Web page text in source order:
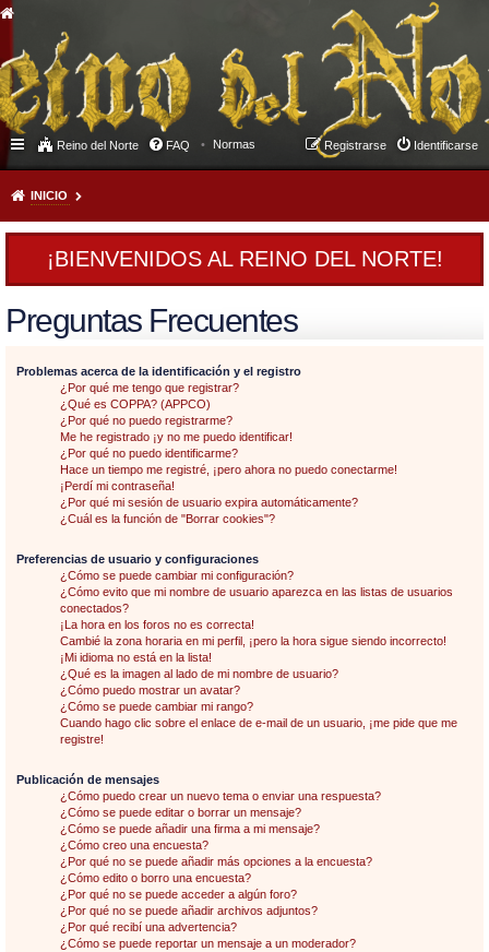
Reino del Norte FAQ Normas Identificarse
Registrarse
INICIO
¡BIENVENIDOS AL REINO DEL NORTE!
Preguntas Frecuentes
Problemas acerca de la identificación y el registro
¿Por qué me tengo que registrar?
¿Qué es COPPA? (APPCO)
¿Por qué no puedo registrarme?
Me he registrado ¡y no me puedo identificar!
¿Por qué no puedo identificarme?
Hace un tiempo me registré, ¡pero ahora no puedo conectarme!
¡Perdí mi contraseña!
¿Por qué mi sesión de usuario expira automáticamente?
¿Cuál es la función de "Borrar cookies"?
Preferencias de usuario y configuraciones
¿Cómo se puede cambiar mi configuración?
¿Cómo evito que mi nombre de usuario aparezca en las listas de usuarios
conectados?
¡La hora en los foros no es correcta!
Cambié la zona horaria en mi perfil, ¡pero la hora sigue siendo incorrecto!
¡Mi idioma no está en la lista!
¿Qué es la imagen al lado de mi nombre de usuario?
¿Cómo puedo mostrar un avatar?
¿Cómo se puede cambiar mi rango?
Cuando hago clic sobre el enlace de e-mail de un usuario, ¡me pide que me
registre!
Publicación de mensajes
¿Cómo puedo crear un nuevo tema o enviar una respuesta?
¿Cómo se puede editar o borrar un mensaje?
¿Cómo se puede añadir una firma a mi mensaje?
¿Cómo creo una encuesta?
¿Por qué no se puede añadir más opciones a la encuesta?
¿Cómo edito o borro una encuesta?
¿Por qué no se puede acceder a algún foro?
¿Por qué no se puede añadir archivos adjuntos?
¿Por qué recibí una advertencia?
¿Cómo se puede reportar un mensaje a un moderador?